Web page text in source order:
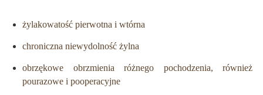
żylakowatość pierwotna i wtórna
chroniczna niewydolność żylna
obrzękowe obrzmienia różnego pochodzenia, również
pourazowe i pooperacyjne